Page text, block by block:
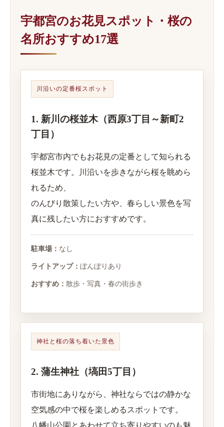
宇都宮のお花見スポット・桜の
名所おすすめ17選
川沿いの定番桜スポット
1. 新川の桜並木（西原3丁目～新町2
丁目）
宇都宮市内でもお花見の定番として知られる
桜並木です。川沿いを歩きながら桜を眺めら
れるため、
のんびり散策したい方や、春らしい景色を写
真に残したい方におすすめです。
駐車場： なし
ライトアップ： ぼんぼりあり
おすすめ： 散歩・写真・春の街歩き
神社と桜の落ち着いた景色
2. 蒲生神社（塙田5丁目）
市街地にありながら、神社ならではの静かな
空気感の中で桜を楽しめるスポットです。
八幡山公園とあわせて立ち寄りやすいのも魅